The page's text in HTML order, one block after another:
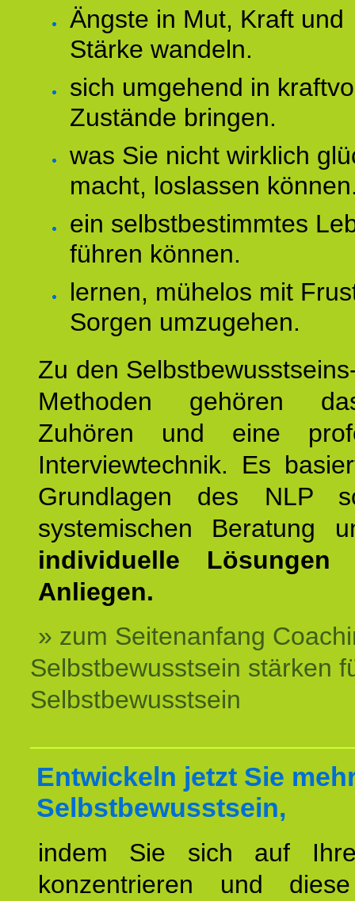
Ängste in Mut, Kraft und
Stärke wandeln.
sich umgehend in
Zustände bringen.
was Sie nicht wirklich
macht, loslassen
ein selbstbestimmtes
führen können.
lernen, mühelos mit
Sorgen umzugehen.
Zu den
Methoden gehören
Zuhören und eine
Interviewtechnik. Es
Grundlagen des NLP
systemischen Beratung
individuelle
Anliegen.
» zum Seitenanfang
Selbstbewusstsein stärken
Selbstbewusstsein
Entwickeln jetzt Sie
Selbstbewusstsein,
indem Sie sich auf
konzentrieren und